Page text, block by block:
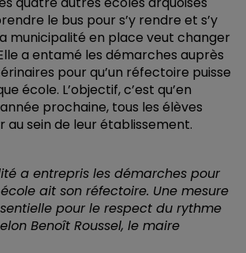
le bus pour s’y rendre et s’y
municipalité en place veut changer
a entamé les démarches auprès
pour qu’un réfectoire puisse
école. L’objectif, c’est qu’en
prochaine, tous les élèves
au sein de leur établissement.
a entrepris les démarches pour
ait son réfectoire. Une mesure
pour le respect du rythme
Benoît Roussel, le maire